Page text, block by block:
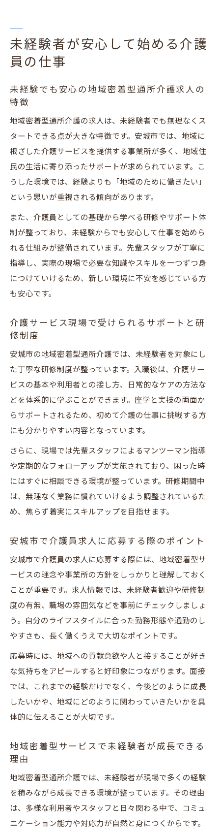
未経験者が安心して始める介護
員の仕事
未経験でも安心の地域密着型通所介護求人の
特徴
地域密着型通所介護の求人は、未経験者でも無理なくス
タートできる点が大きな特徴です。安城市では、地域に
根ざした介護サービスを提供する事業所が多く、地域住
民の生活に寄り添ったサポートが求められています。こ
うした環境では、経験よりも「地域のために働きたい」
という思いが重視される傾向があります。
また、介護員としての基礎から学べる研修やサポート体
制が整っており、未経験からでも安心して仕事を始めら
れる仕組みが整備されています。先輩スタッフが丁寧に
指導し、実際の現場で必要な知識やスキルを一つずつ身
につけていけるため、新しい環境に不安を感じている方
も安心です。
介護サービス現場で受けられるサポートと研
修制度
安城市の地域密着型通所介護では、未経験者を対象にし
た丁寧な研修制度が整っています。入職後は、介護サー
ビスの基本や利用者との接し方、日常的なケアの方法な
どを体系的に学ぶことができます。座学と実技の両面か
らサポートされるため、初めて介護の仕事に挑戦する方
にも分かりやすい内容となっています。
さらに、現場では先輩スタッフによるマンツーマン指導
や定期的なフォローアップが実施されており、困った時
にはすぐに相談できる環境が整っています。研修期間中
は、無理なく業務に慣れていけるよう調整されているた
め、焦らず着実にスキルアップを目指せます。
安城市で介護員求人に応募する際のポイント
安城市で介護員の求人に応募する際には、地域密着型サ
ービスの理念や事業所の方針をしっかりと理解しておく
ことが重要です。求人情報では、未経験者歓迎や研修制
度の有無、職場の雰囲気などを事前にチェックしましょ
う。自分のライフスタイルに合った勤務形態や通勤のし
やすさも、長く働くうえで大切なポイントです。
応募時には、地域への貢献意欲や人と接することが好き
な気持ちをアピールすると好印象につながります。面接
では、これまでの経験だけでなく、今後どのように成長
したいかや、地域にどのように関わっていきたいかを具
体的に伝えることが大切です。
地域密着型サービスで未経験者が成長できる
理由
地域密着型通所介護では、未経験者が現場で多くの経験
を積みながら成長できる環境が整っています。その理由
は、多様な利用者やスタッフと日々関わる中で、コミュ
ニケーション能力や対応力が自然と身につくからです。